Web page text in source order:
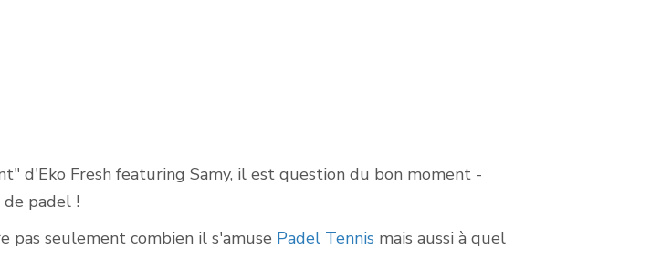
d'Eko Fresh featuring Samy, il est question du bon moment -
padel !
pas seulement combien il s'amuse Padel Tennis mais aussi à quel